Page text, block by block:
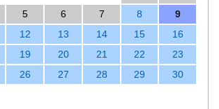
5 6 7 8
9
12 13 14 15
16
19 20 21 22
23
26 27 28 29
30